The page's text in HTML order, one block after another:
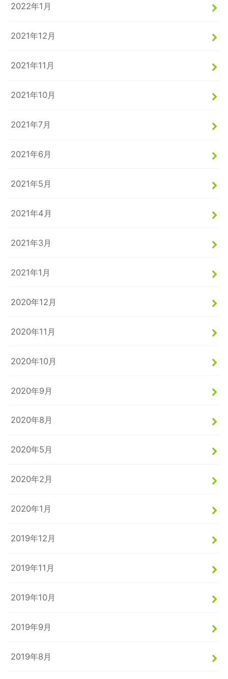
2022年1月
2021年12月
2021年11月
2021年10月
2021年7月
2021年6月
2021年5月
2021年4月
2021年3月
2021年1月
2020年12月
2020年11月
2020年10月
2020年9月
2020年8月
2020年5月
2020年2月
2020年1月
2019年12月
2019年11月
2019年10月
2019年9月
2019年8月